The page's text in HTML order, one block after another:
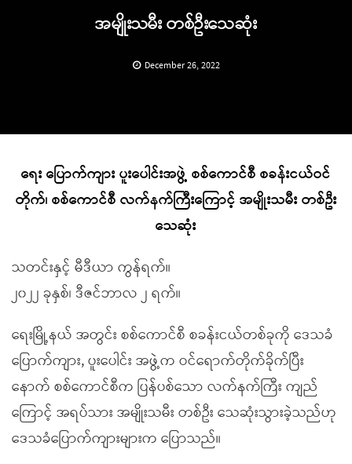
အမျိုးသမီး တစ်ဦးသေဆုံး
December 26, 2022
ရေး ပြောက်ကျား ပူးပေါင်းအဖွဲ့ စစ်ကောင်စီ စခန်းငယ်ဝင်
တိုက်၊ စစ်ကောင်စီ လက်နက်ကြီးကြောင့် အမျိုးသမီး တစ်ဦး
သေဆုံး
သတင်းနှင့် မီဒီယာ ကွန်ရက်။
၂၀၂၂ ခုနှစ်၊ ဒီဇင်ဘာလ ၂ ရက်။
ရေးမြို့နယ် အတွင်း စစ်ကောင်စီ စခန်းငယ်တစ်ခုကို ဒေသခံ
ပြောက်ကျား, ပူးပေါင်း အဖွဲ့က ဝင်ရောက်တိုက်ခိုက်ပြီး
နောက် စစ်ကောင်စီက ပြန်ပစ်သော လက်နက်ကြီး ကျည်
ကြောင့် အရပ်သား အမျိုးသမီး တစ်ဦး သေဆုံးသွားခဲ့သည်ဟု
ဒေသခံပြောက်ကျားများက ပြောသည်။